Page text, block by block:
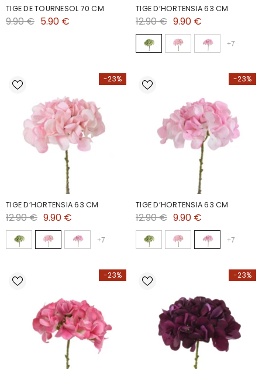
TIGE DE TOURNESOL 70 CM
9.90 € 5.90 €
TIGE D’HORTENSIA 63 CM
12.90 € 9.90 €
+7
-23%
TIGE D’HORTENSIA 63 CM
12.90 € 9.90 €
+7
-23%
TIGE D’HORTENSIA 63 CM
12.90 € 9.90 €
+7
-23% -23%